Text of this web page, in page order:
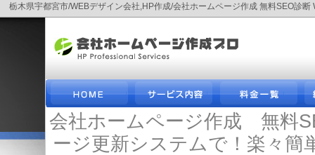
栃木県宇都宮市/WEBデザイン会社,HP作成/会社ホームページ作成 無料SEO
会社ホームページ作成 無料
ージ更新システムで！楽々簡